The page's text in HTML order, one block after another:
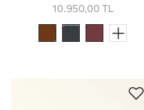
10.950,00 TL